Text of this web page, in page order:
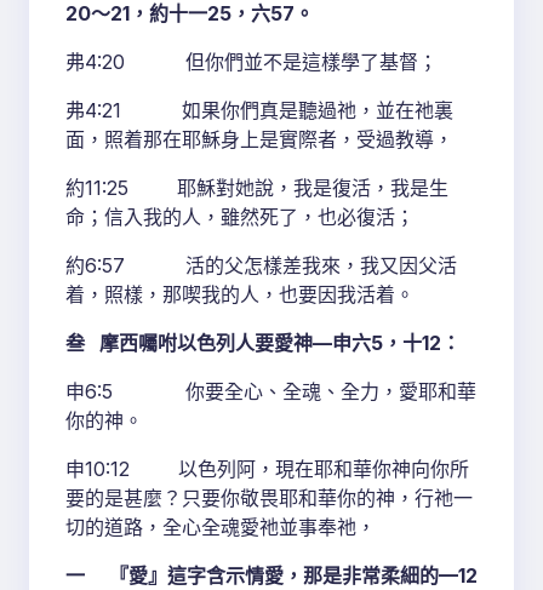
20～21，約十一25，六57。
弗4:20 但你們並不是這樣學了基督；
弗4:21 如果你們真是聽過祂，並在祂裏
面，照着那在耶穌身上是實際者，受過教導，
約11:25 耶穌對她說，我是復活，我是生
命；信入我的人，雖然死了，也必復活；
約6:57 活的父怎樣差我來，我又因父活
着，照樣，那喫我的人，也要因我活着。
叁 摩西囑咐以色列人要愛神—申六5，十12：
申6:5 你要全心、全魂、全力，愛耶和華
你的神。
申10:12 以色列阿，現在耶和華你神向你所
要的是甚麼？只要你敬畏耶和華你的神，行祂一
切的道路，全心全魂愛祂並事奉祂，
一 『愛』這字含示情愛，那是非常柔細的—12